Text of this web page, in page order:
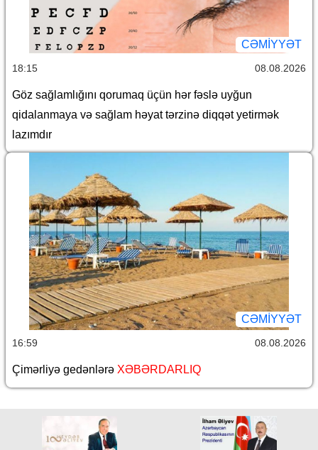
CƏMİYYƏT
18:15 08.08.2026
Göz sağlamlığını qorumaq üçün hər fəslə uyğun
qidalanmaya və sağlam həyat tərzinə diqqət yetirmək
lazımdır
CƏMİYYƏT
16:59 08.08.2026
Çimərliyə gedənlərə XƏBƏRDARLIQ